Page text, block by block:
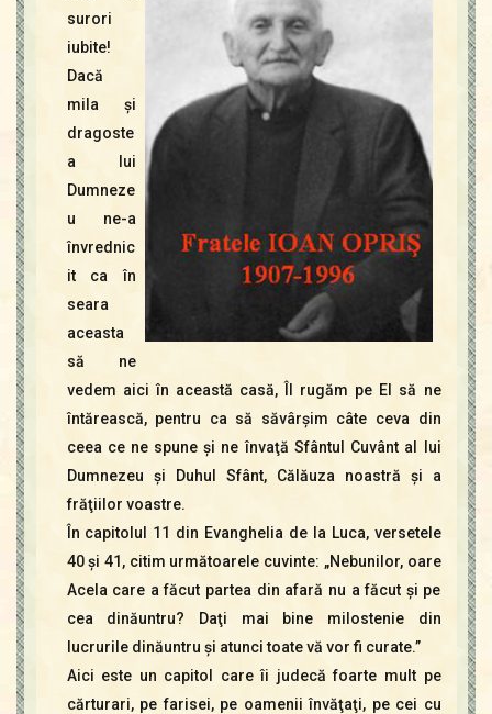
surori
iubite!
Dacă
mila şi
dragoste
a lui
Dumneze
u ne-a
învrednic
it ca în
seara
aceasta
să ne
vedem aici în această casă, Îl rugăm pe El să ne
întărească, pentru ca să săvârşim câte ceva din
ceea ce ne spune şi ne învaţă Sfântul Cuvânt al lui
Dumnezeu şi Duhul Sfânt, Călăuza noastră şi a
frăţiilor voastre.
În capitolul 11 din Evanghelia de la Luca, versetele
40 şi 41, citim următoarele cuvinte: „Nebunilor, oare
Acela care a făcut partea din afară nu a făcut şi pe
cea dinăuntru? Daţi mai bine milostenie din
lucrurile dinăuntru şi atunci toate vă vor fi curate.”
Aici este un capitol care îi judecă foarte mult pe
cărturari, pe farisei, pe oamenii învăţaţi, pe cei cu